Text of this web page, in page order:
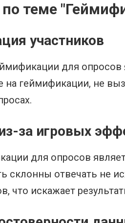
теме
участников
для опросов
геймификации, не
за игровых
для опросов
склонны отвечать не
что искажает